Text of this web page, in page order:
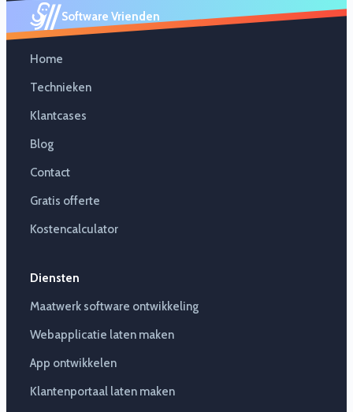
Software Vrienden
Home
Technieken
Klantcases
Blog
Contact
Gratis offerte
Kostencalculator
Diensten
Maatwerk software ontwikkeling
Webapplicatie laten maken
App ontwikkelen
Klantenportaal laten maken